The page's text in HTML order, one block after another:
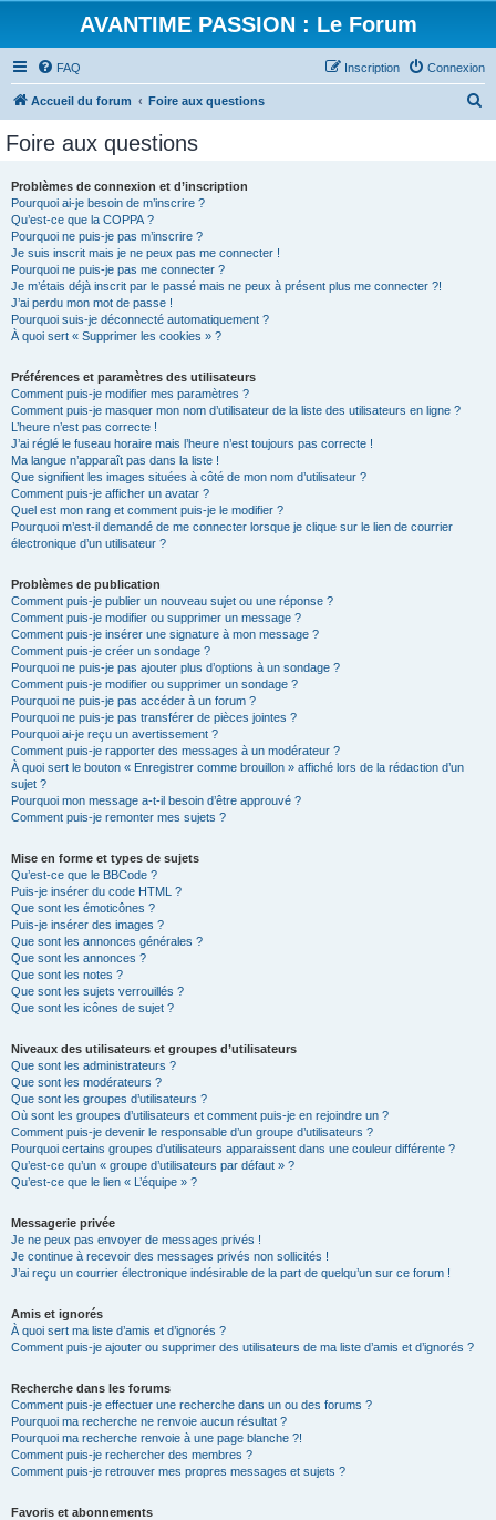
AVANTIME PASSION : Le Forum
FAQ Connexion
Inscription
Accueil du forum Foire aux questions
Foire aux questions
Problèmes de connexion et d’inscription
Pourquoi ai-je besoin de m’inscrire ?
Qu’est-ce que la COPPA ?
Pourquoi ne puis-je pas m’inscrire ?
Je suis inscrit mais je ne peux pas me connecter !
Pourquoi ne puis-je pas me connecter ?
Je m’étais déjà inscrit par le passé mais ne peux à présent plus me connecter ?!
J’ai perdu mon mot de passe !
Pourquoi suis-je déconnecté automatiquement ?
À quoi sert « Supprimer les cookies » ?
Préférences et paramètres des utilisateurs
Comment puis-je modifier mes paramètres ?
Comment puis-je masquer mon nom d’utilisateur de la liste des utilisateurs en ligne ?
L’heure n’est pas correcte !
J’ai réglé le fuseau horaire mais l’heure n’est toujours pas correcte !
Ma langue n’apparaît pas dans la liste !
Que signifient les images situées à côté de mon nom d’utilisateur ?
Comment puis-je afficher un avatar ?
Quel est mon rang et comment puis-je le modifier ?
Pourquoi m’est-il demandé de me connecter lorsque je clique sur le lien de courrier
électronique d’un utilisateur ?
Problèmes de publication
Comment puis-je publier un nouveau sujet ou une réponse ?
Comment puis-je modifier ou supprimer un message ?
Comment puis-je insérer une signature à mon message ?
Comment puis-je créer un sondage ?
Pourquoi ne puis-je pas ajouter plus d’options à un sondage ?
Comment puis-je modifier ou supprimer un sondage ?
Pourquoi ne puis-je pas accéder à un forum ?
Pourquoi ne puis-je pas transférer de pièces jointes ?
Pourquoi ai-je reçu un avertissement ?
Comment puis-je rapporter des messages à un modérateur ?
À quoi sert le bouton « Enregistrer comme brouillon » affiché lors de la rédaction d’un
sujet ?
Pourquoi mon message a-t-il besoin d’être approuvé ?
Comment puis-je remonter mes sujets ?
Mise en forme et types de sujets
Qu’est-ce que le BBCode ?
Puis-je insérer du code HTML ?
Que sont les émoticônes ?
Puis-je insérer des images ?
Que sont les annonces générales ?
Que sont les annonces ?
Que sont les notes ?
Que sont les sujets verrouillés ?
Que sont les icônes de sujet ?
Niveaux des utilisateurs et groupes d’utilisateurs
Que sont les administrateurs ?
Que sont les modérateurs ?
Que sont les groupes d’utilisateurs ?
Où sont les groupes d’utilisateurs et comment puis-je en rejoindre un ?
Comment puis-je devenir le responsable d’un groupe d’utilisateurs ?
Pourquoi certains groupes d’utilisateurs apparaissent dans une couleur différente ?
Qu’est-ce qu’un « groupe d’utilisateurs par défaut » ?
Qu’est-ce que le lien « L’équipe » ?
Messagerie privée
Je ne peux pas envoyer de messages privés !
Je continue à recevoir des messages privés non sollicités !
J’ai reçu un courrier électronique indésirable de la part de quelqu’un sur ce forum !
Amis et ignorés
À quoi sert ma liste d’amis et d’ignorés ?
Comment puis-je ajouter ou supprimer des utilisateurs de ma liste d’amis et d’ignorés ?
Recherche dans les forums
Comment puis-je effectuer une recherche dans un ou des forums ?
Pourquoi ma recherche ne renvoie aucun résultat ?
Pourquoi ma recherche renvoie à une page blanche ?!
Comment puis-je rechercher des membres ?
Comment puis-je retrouver mes propres messages et sujets ?
Favoris et abonnements